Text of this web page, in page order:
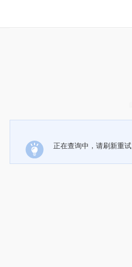
正在查询中，请刷新重试